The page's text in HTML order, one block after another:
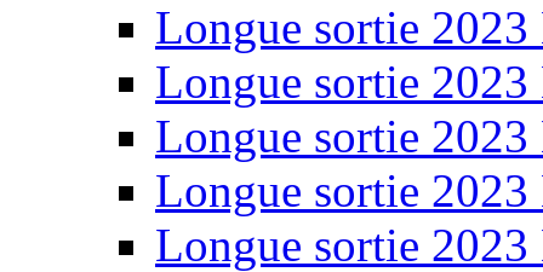
Longue sortie 2023
Longue sortie 2023
Longue sortie 2023
Longue sortie 2023
Longue sortie 2023